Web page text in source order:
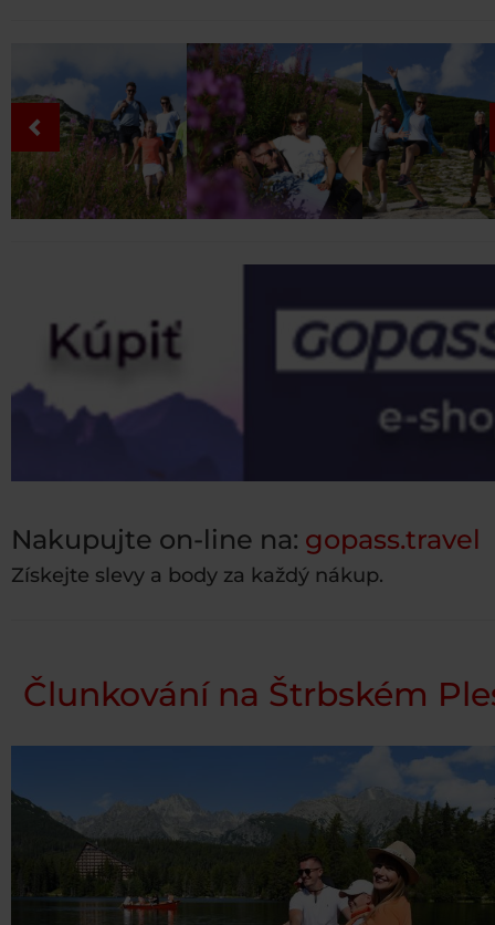
Nakupujte on-line na: gopass.travel
Získejte slevy a body za každý nákup.
Člunkování na Štrbském